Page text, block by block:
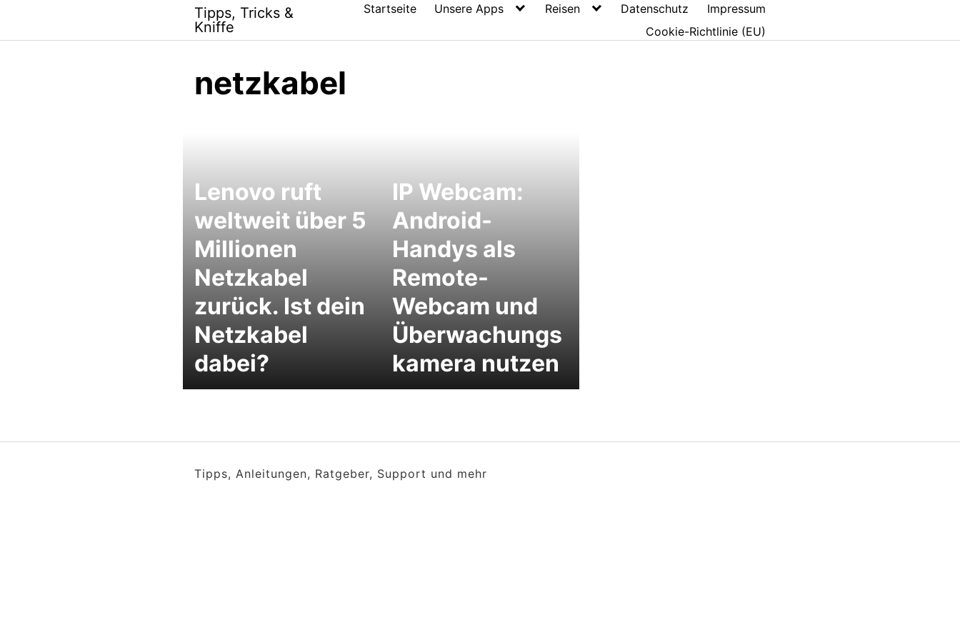
content
Tipps, Tricks &
Kniffe
Startseite Unsere Apps Reisen Datenschutz
Impressum
Cookie-Richtlinie (EU)
netzkabel
Lenovo ruft
weltweit über 5
Millionen
Netzkabel
zurück. Ist dein
Netzkabel
dabei?
IP Webcam:
Android-
Handys als
Remote-
Webcam und
Überwachungs
kamera nutzen
Tipps, Anleitungen, Ratgeber, Support und mehr